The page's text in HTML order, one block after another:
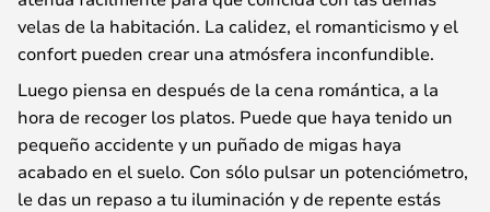
velas de la habitación. La calidez, el romanticismo y el
confort pueden crear una atmósfera inconfundible.
Luego piensa en después de la cena romántica, a la
hora de recoger los platos. Puede que haya tenido un
pequeño accidente y un puñado de migas haya
acabado en el suelo. Con sólo pulsar un potenciómetro,
le das un repaso a tu iluminación y de repente estás